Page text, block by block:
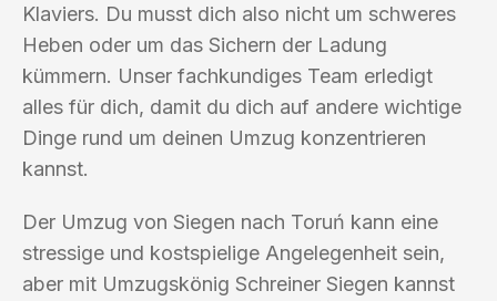
Klaviers. Du musst dich also nicht um schweres
Heben oder um das Sichern der Ladung
kümmern. Unser fachkundiges Team erledigt
alles für dich, damit du dich auf andere wichtige
Dinge rund um deinen Umzug konzentrieren
kannst.
Der Umzug von Siegen nach Toruń kann eine
stressige und kostspielige Angelegenheit sein,
aber mit Umzugskönig Schreiner Siegen kannst